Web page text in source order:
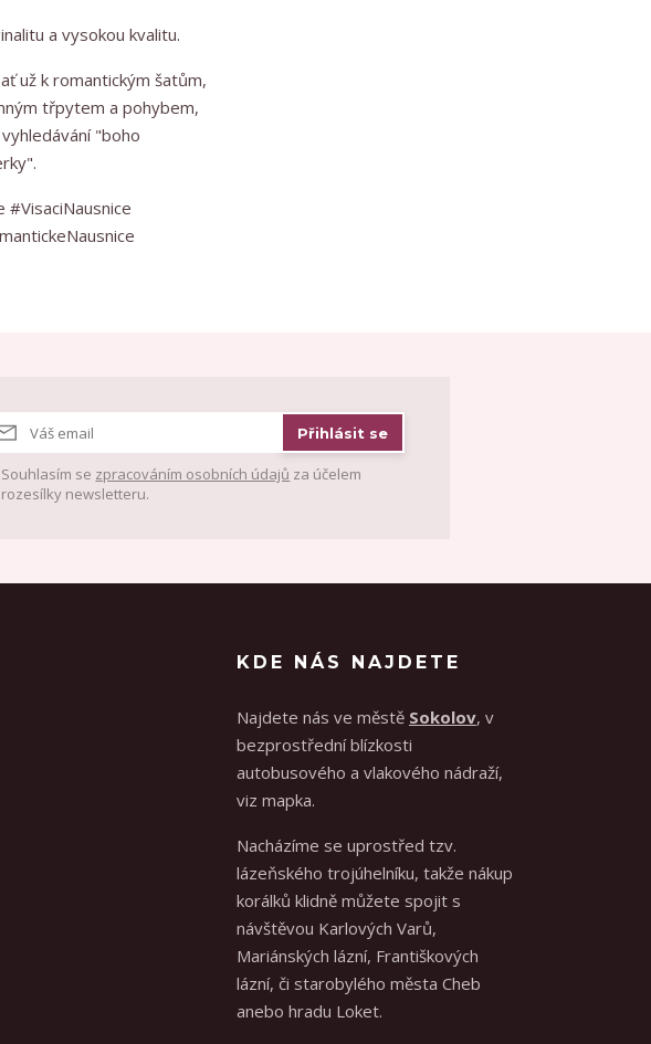
a vysokou kvalitu.
už k romantickým šatům,
třpytem a pohybem,
"boho
#VisaciNausnice
Přihlásit se
Souhlasím se zpracováním osobních údajů za účelem
rozesílky newsletteru.
KDE NÁS NAJDETE
Najdete nás ve městě Sokolov, v
bezprostřední blízkosti
autobusového a vlakového nádraží,
viz mapka.
Nacházíme se uprostřed tzv.
lázeňského trojúhelníku, takže nákup
korálků klidně můžete spojit s
návštěvou Karlových Varů,
Mariánských lázní, Františkových
lázní, či starobylého města Cheb
anebo hradu Loket.